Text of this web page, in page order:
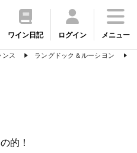
ワイン日記 ログイン メニュー
ンス
ラングドック＆ルーシヨン
的！